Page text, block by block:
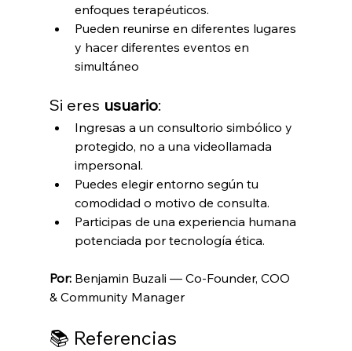
enfoques terapéuticos.
Pueden reunirse en diferentes lugares
y hacer diferentes eventos en
simultáneo
Si eres usuario:
Ingresas a un consultorio simbólico y
protegido, no a una videollamada
impersonal.
Puedes elegir entorno según tu
comodidad o motivo de consulta.
Participas de una experiencia humana
potenciada por tecnología ética.
Por: Benjamin Buzali — Co-Founder, COO
& Community Manager
📚 Referencias